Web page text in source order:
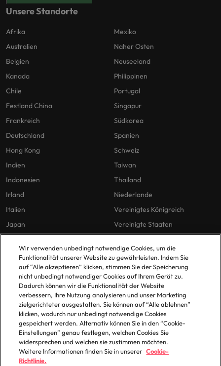
Unsere Standorte
Afrika
Australien
Belgien
Kanada
Chile
Festland China
Frankreich
Deutschland
Hong Kong
Indien
Indonesien
Irland
Italien
Japan
Mexiko
Naher Osten
Neuseeland
Philippinen
Portugal
Singapur
Südkorea
Spanien
Schweiz
Taiwan
Thailand
Niederlande
Vereinigtes Königreich
Vereinigte Staaten
Unsere Richtlinien
Datenschutz
Cookie-Richtlinie
Policy Library
Büros
Berlin
Düsseldorf
Frankfurt
Hamburg
Wir verwenden unbedingt notwendige Cookies, um die
Funktionalität unserer Website zu gewährleisten. Indem Sie
auf “Alle akzeptieren” klicken, stimmen Sie der Speicherung
nicht unbedingt notwendiger Cookies auf Ihrem Gerät zu.
Dadurch können wir die Funktionalität der Website
verbessern, Ihre Nutzung analysieren und unser Marketing
zielgerichteter ausgestalten. Sie können auf “Alle ablehnen”
klicken, wodurch nur unbedingt notwendige Cookies
gespeichert werden. Alternativ können Sie in den “Cookie-
Einstellungen” genau festlegen, welchen Cookies Sie
widersprechen und welchen sie zustimmen möchten.
Weitere Informationen finden Sie in unserer Cookie-
Richtlinie.